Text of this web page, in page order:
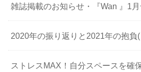
雑誌掲載のお知らせ・『Wan 』1
2020年の振り返りと2021年の抱負
ストレスMAX！自分スペースを確